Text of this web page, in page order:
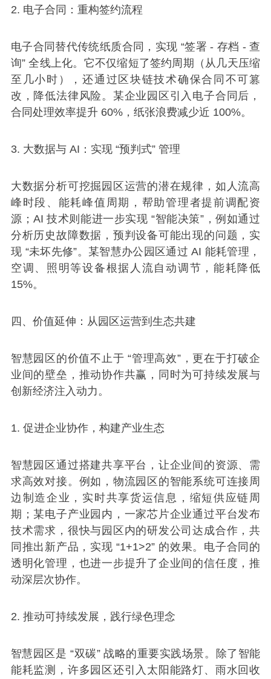
2. 电子合同：重构签约流程
电子合同替代传统纸质合同，实现 “签署 - 存档 - 查
询” 全线上化。它不仅缩短了签约周期（从几天压缩
至几小时），还通过区块链技术确保合同不可篡
改，降低法律风险。某企业园区引入电子合同后，
合同处理效率提升 60%，纸张浪费减少近 100%。
3. 大数据与 AI：实现 “预判式” 管理
大数据分析可挖掘园区运营的潜在规律，如人流高
峰时段、能耗峰值周期，帮助管理者提前调配资
源；AI 技术则能进一步实现 “智能决策”，例如通过
分析历史故障数据，预判设备可能出现的问题，实
现 “未坏先修”。某智慧办公园区通过 AI 能耗管理，
空调、照明等设备根据人流自动调节，能耗降低
15%。
四、价值延伸：从园区运营到生态共建
智慧园区的价值不止于 “管理高效”，更在于打破企
业间的壁垒，推动协作共赢，同时为可持续发展与
创新经济注入动力。
1. 促进企业协作，构建产业生态
智慧园区通过搭建共享平台，让企业间的资源、需
求高效对接。例如，物流园区的智能系统可连接周
边制造企业，实时共享货运信息，缩短供应链周
期；某电子产业园内，一家芯片企业通过平台发布
技术需求，很快与园区内的研发公司达成合作，共
同推出新产品，实现 “1+1>2” 的效果。电子合同的
透明化管理，也进一步提升了企业间的信任度，推
动深层次协作。
2. 推动可持续发展，践行绿色理念
智慧园区是 “双碳” 战略的重要实践场景。除了智能
能耗监测，许多园区还引入太阳能路灯、雨水回收